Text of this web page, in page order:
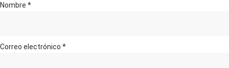
Nombre *
Correo electrónico *